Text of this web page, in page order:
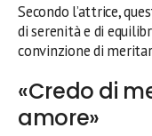
Secondo l’attrice,
di serenità e di
convinzione di
«Credo di
amore»